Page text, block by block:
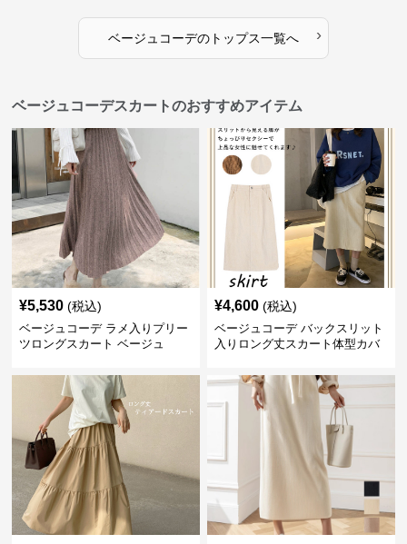
ベージュコーデのトップス一覧へ ›
ベージュコーデスカートのおすすめアイテム
¥5,530 (税込)
ベージュコーデ ラメ入りプリー
ツロングスカート ベージュ
¥4,600 (税込)
ベージュコーデ バックスリット
入りロング丈スカート体型カバ